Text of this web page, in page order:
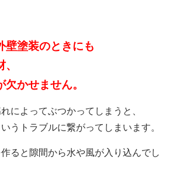
壁塗装のときにも
欠かせません。
によってぶつかってしまうと、
うトラブルに繋がってしまいます。
ると隙間から水や風が入り込んでし